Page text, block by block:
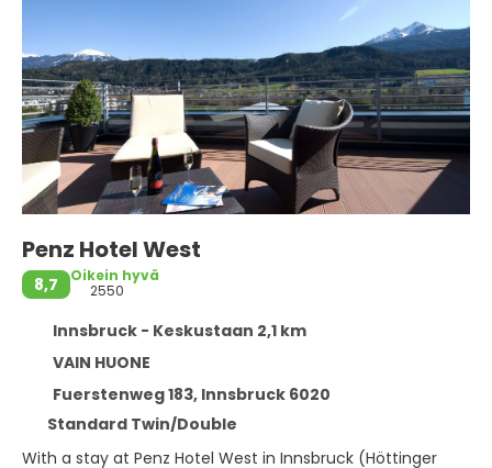
Penz Hotel West
8,7
Oikein hyvä
2550
Innsbruck - Keskustaan ​​2,1 km
VAIN HUONE
Fuerstenweg 183, Innsbruck 6020
Standard Twin/Double
With a stay at Penz Hotel West in Innsbruck (Höttinger